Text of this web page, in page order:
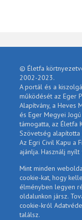
© Életfa
2002-2023.
A portál és a
működését az Eger
Alapítvány, a Heves
és Eger Megyei
támogatta, az Életfa
Szövetség alapította
Az Egri Civil Kapu a
ajánlja. Használj
Mint minden
cookie-kat, hogy
élményben legyen
oldalunkon jársz.
cookie-król
találsz.